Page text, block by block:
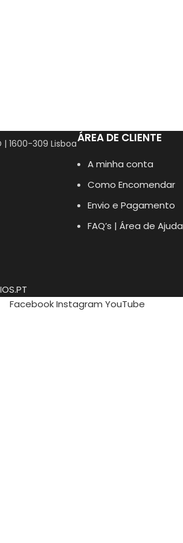
| 1600-309 LisboaÁREA DE CLIENTE
A minha conta
Como Encomendar
Envio e Pagamento
FAQ’s | Área de Ajuda
FacebookInstagram YouTube